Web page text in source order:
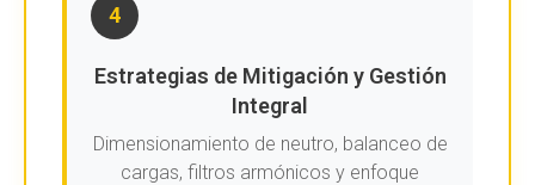
4
Estrategias de Mitigación y Gestión
Integral
Dimensionamiento de neutro, balanceo de
cargas, filtros armónicos y enfoque